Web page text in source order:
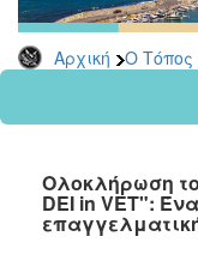
Αρχική Ο
Αρχείο
2026
2024
2022
2021
Ολοκλήρωση
DEI in VET":